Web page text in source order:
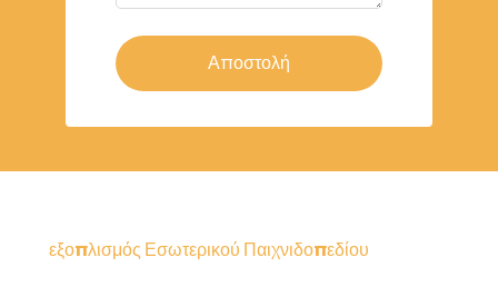
Αποστολή
εξοπλισμός Εσωτερικού Παιχνιδοπεδίου